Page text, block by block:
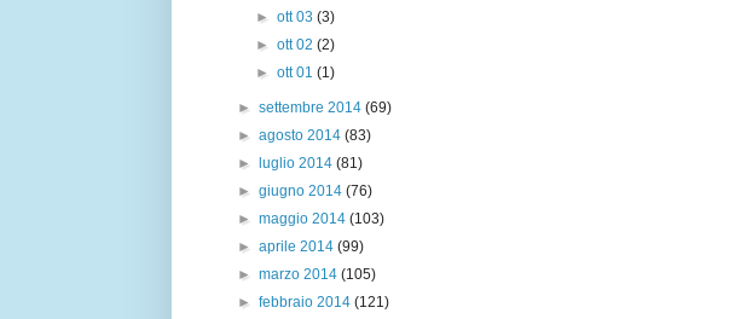
► ott 03 (3)
► ott 02 (2)
► ott 01 (1)
►settembre 2014(69)
►agosto 2014(83)
►luglio 2014(81)
►giugno 2014(76)
►maggio 2014(103)
►aprile 2014(99)
►marzo 2014(105)
►febbraio 2014(121)